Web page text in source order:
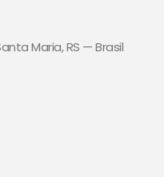
Maria, RS — Brasil